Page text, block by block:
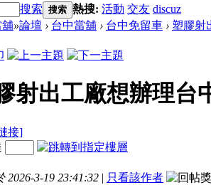
搜索 搜索 熱搜: 活動 交友 discuz
舖»論壇 › 台中當舖 › 台中免留車 › 塑膠射
射出工廠想辦理台
接]
2026-3-19 23:41:32 | 只看該作者